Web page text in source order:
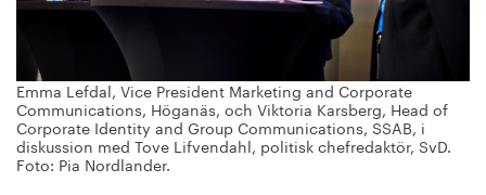
Emma Lefdal, Vice President Marketing and Corporate
Communications, Höganäs, och Viktoria Karsberg, Head of
Corporate Identity and Group Communications, SSAB, i
diskussion med Tove Lifvendahl, politisk chefredaktör, SvD.
Foto: Pia Nordlander.